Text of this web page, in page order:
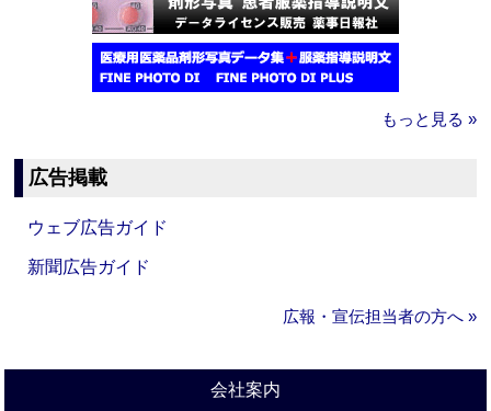
もっと見る »
広告掲載
ウェブ広告ガイド
新聞広告ガイド
広報・宣伝担当者の方へ »
会社案内